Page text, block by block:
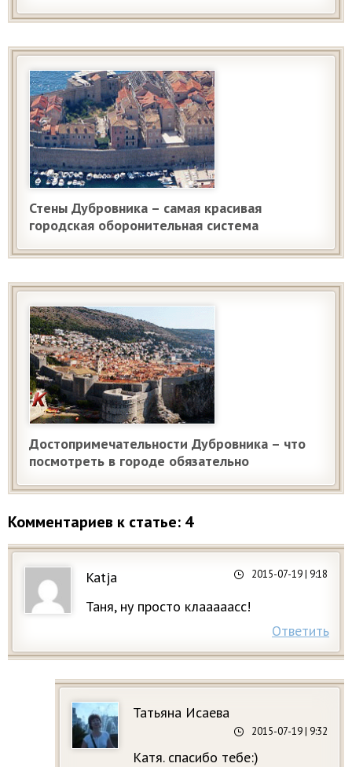
Стены Дубровника – самая красивая
городская оборонительная система
Достопримечательности Дубровника – что
посмотреть в городе обязательно
Комментариев к статье: 4
Katja 2015-07-19| 9:18
Таня, ну просто клааааасс!
Ответить
Татьяна Исаева
2015-07-19| 9:32
Катя. спасибо тебе:)